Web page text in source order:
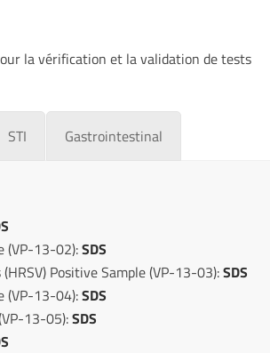
la vérification et la validation de tests
STI Gastrointestinal
(VP-13-02):SDS
Positive Sample (VP-13-03):SDS
(VP-13-04):SDS
13-05):SDS